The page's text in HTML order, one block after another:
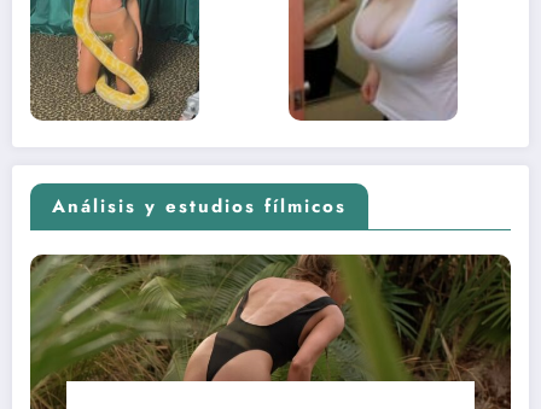
adolescente
Análisis y estudios fílmicos